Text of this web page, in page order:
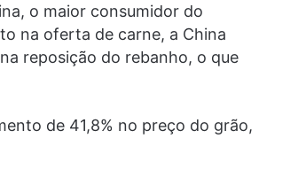
o maior consumidor do
na oferta de carne, a China
reposição do rebanho, o que
de 41,8% no preço do grão,